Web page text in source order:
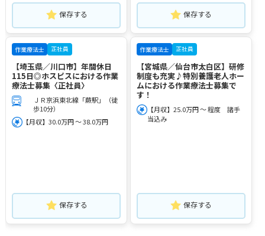
保存する 保存する
作業療法士 正社員
【埼玉県／川口市】年間休日
115日◎ホスピスにおける作業
療法士募集〈正社員〉
ＪＲ京浜東北線「蕨駅」（徒
歩10分）
【月収】30.0万円 ～ 38.0万円
保存する
作業療法士 正社員
【宮城県／仙台市太白区】研修
制度も充実♪特別養護老人ホー
ムにおける作業療法士募集で
す！
【月収】25.0万円 ～ 程度 諸手
当込み
保存する